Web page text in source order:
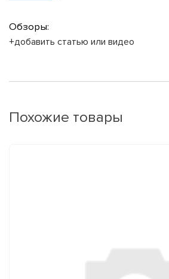
Обзоры:
+добавить статью или видео
Похожие товары